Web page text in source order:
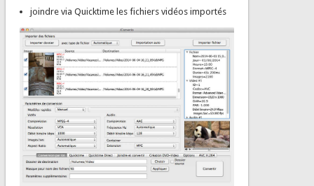
joindre via Quicktime les fichiers vidéos importés